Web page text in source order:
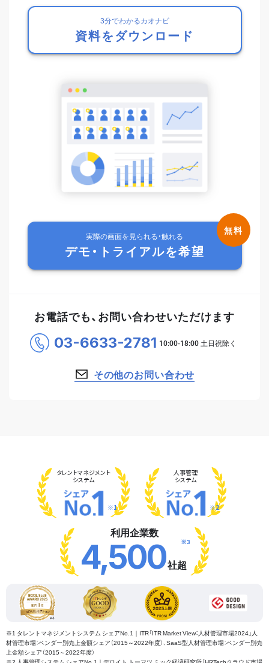
3分でわかるカオナビ
資料をダウンロード
実際の画面を見られる・触れる
デモ・トライアルを希望
お電話でも、お問い合わせいただけます
03-6633-2781
その他のお問い合わせ
タレントマネジメント
システム
※1
人事管理
システム
※2
利用企業数
4,500社超
※3
※1 タレントマネジメントシステム シェアNo.1｜ITR「ITR Market View：人材管理市場2024」人
材管理市場：ベンダー別売上金額シェア（2015～2022年度）、SaaS型人材管理市場：ベンダー別売
上金額シェア（2015～2022年度）